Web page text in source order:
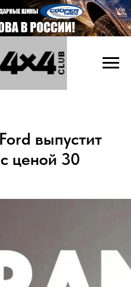
выпустит
ценой 30